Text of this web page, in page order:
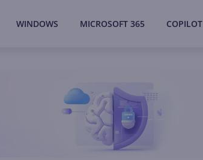
WINDOWS MICROSOFT 365 COPILOT